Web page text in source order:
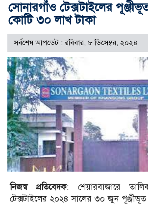
সোনারগাঁও টেক্সটাইলের
কোটি ৩০ লাখ টাকা
সর্বশেষ আপডেট : রবিবার, ৮ ডিসেম্বর, ২০২৪
নিজস্ব প্রতিবেদক: শেয়ারবাজারে
টেক্সটাইলের ২০২৪ সালের ৩০ জুন